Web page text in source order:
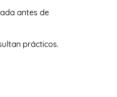
antes de
prácticos.